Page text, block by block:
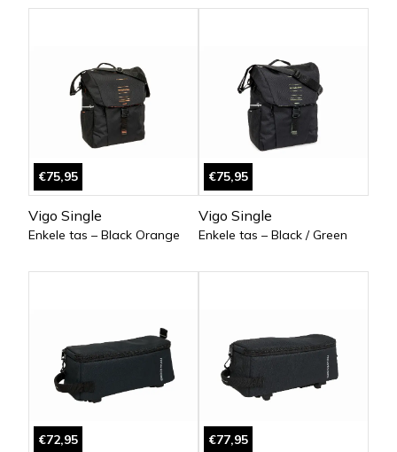
€75,95
Vigo Single
Enkele tas – Black Orange
€75,95
Vigo Single
Enkele tas – Black / Green
€72,95 €77,95